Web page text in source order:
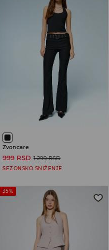
Zvoncare
999 RSD 1 299 RSD
SEZONSKO SNIŽENJE
-35%